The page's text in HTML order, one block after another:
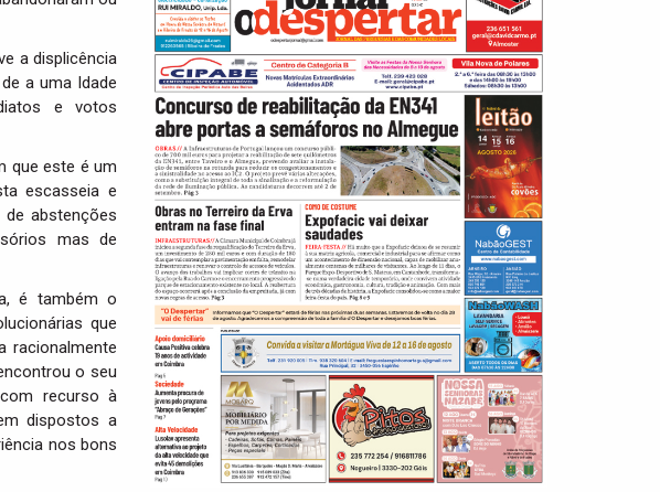
a displicência
a uma Idade
e votos
que este é um
escasseia e
abstenções
mas de
é também o
que
racionalmente
o seu
recurso à
dispostos a
nos bons